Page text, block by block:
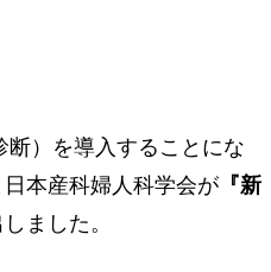
断）を導入することにな
本産科婦人科学会が 『新
ました。